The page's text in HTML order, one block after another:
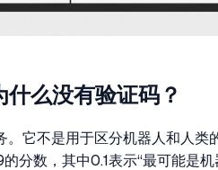
么没有验证码？
它不是用于区分机器人和人
分数，其中0.1表示“最可能是机